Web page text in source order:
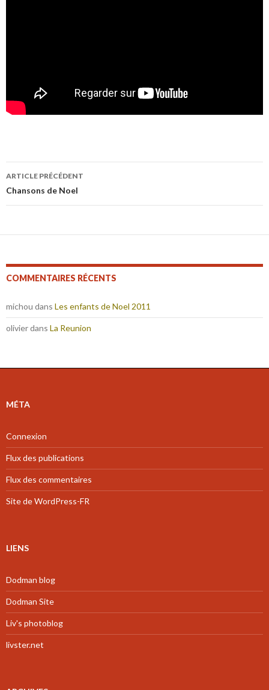
Navigation
des
ARTICLE PRÉCÉDENT
Chansons de Noel
COMMENTAIRES RÉCENTS
michou dans Les enfants de Noel 2011
olivierdans La Reunion
MÉTA
Connexion
Flux des publications
Flux des commentaires
Site de WordPress-FR
LIENS
Dodman blog
Dodman Site
Liv's photoblog
livster.net